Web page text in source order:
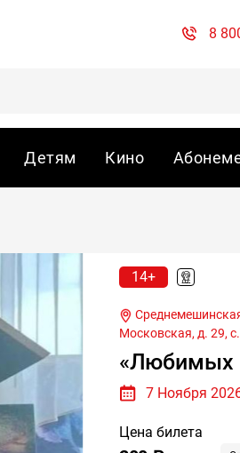
8
Детям Кино
14+
Московская, д. 29,
«Любимых
7 Ноября
Цена билета